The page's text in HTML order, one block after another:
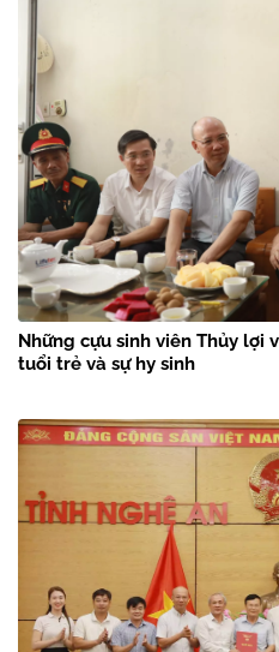
Những cựu sinh viên Thủy lợi
tuổi trẻ và sự hy sinh